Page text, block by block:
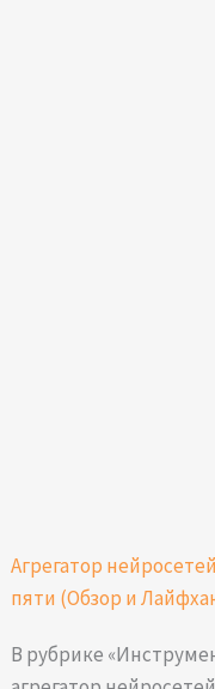
Агрегатор
пяти (Обзор и
В рубрике